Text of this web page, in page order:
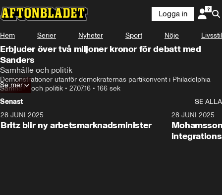
Logga in
Hem Serier Nyheter Sport Nöje Livsstil
Erbjuder över två miljoner kronor för debatt med
Sanders
Samhälle och politik
Demonstrationer utanför demokraternas partikonvent i Philadelphia
Samhälle och politik • 27.07.16 • 166 sek
Se mer
Senast
SE ALLA
28 JUNI 2025
Britz blir ny arbetsmarknadsminister
28 JUNI 2025